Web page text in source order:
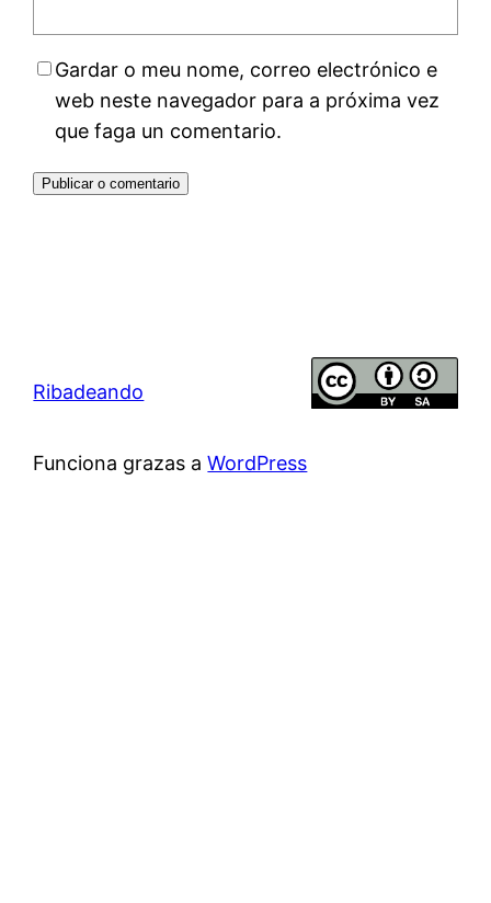
Gardar o meu nome, correo electrónico e
web neste navegador para a próxima vez
que faga un comentario.
Ribadeando
Funciona grazas aWordPress